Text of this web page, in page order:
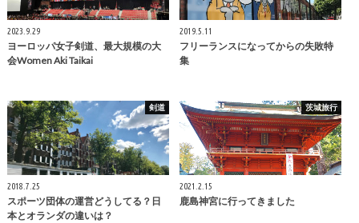
2023.9.29
ヨーロッパ女子剣道、最大規模の大
会Women Aki Taikai
2019.5.11
フリーランスになってからの失敗特
集
剣道
2018.7.25
スポーツ団体の運営どうしてる？日
本とオランダの違いは？
茨城旅行
2021.2.15
鹿島神宮に行ってきました